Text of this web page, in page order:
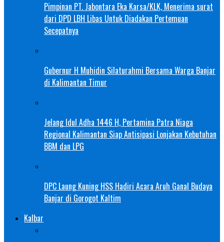
Pimpinan PT. Jabontara Eka Karsa/KLK, Menerima surat
dari DPD LBH Libas Untuk Diadakan Pertemuan
Secepatnya
Gubernur H Muhidin Silaturahmi Bersama Warga Banjar
di Kalimantan Timur
Jelang Idul Adha 1446 H, Pertamina Patra Niaga
Regional Kalimantan Siap Antisipasi Lonjakan Kebutuhan
BBM dan LPG
DPC Laung Kuning HSS Hadiri Acara Aruh Ganal Budaya
Banjar di Gorogot Kaltim
Kalbar